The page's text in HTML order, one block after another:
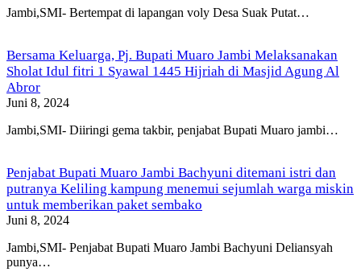
Jambi,SMI- Bertempat di lapangan voly Desa Suak Putat…
Bersama Keluarga, Pj. Bupati Muaro Jambi Melaksanakan
Sholat Idul fitri 1 Syawal 1445 Hijriah di Masjid Agung Al
Abror
Juni 8, 2024
Jambi,SMI- Diiringi gema takbir, penjabat Bupati Muaro jambi…
Penjabat Bupati Muaro Jambi Bachyuni ditemani istri dan
putranya Keliling kampung menemui sejumlah warga miskin
untuk memberikan paket sembako
Juni 8, 2024
Jambi,SMI- Penjabat Bupati Muaro Jambi Bachyuni Deliansyah
punya…